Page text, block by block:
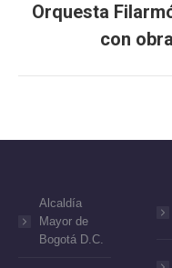
Orquesta
con
Alcaldía
Mayor de
Bogotá D.C.